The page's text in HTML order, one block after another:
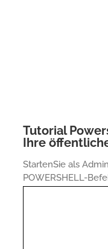
Tutorial
Ihre
StartenSie als
POWERSHELL-